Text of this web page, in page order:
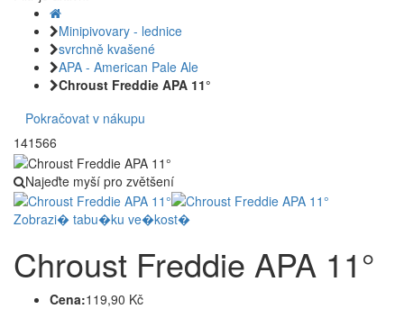
Minipivovary - lednice
svrchně kvašené
APA - American Pale Ale
Chroust Freddie APA 11°
Pokračovat v nákupu
141566
Najeďte myší pro zvětšení
Zobrazi� tabu�ku ve�kost�
Chroust Freddie APA 11°
Cena:119,90 Kč